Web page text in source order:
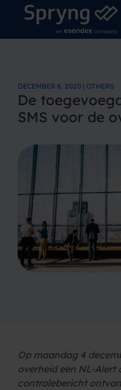
DECEMBER 6, 2020 | OTHERS
De
SMS voor de
Op maandag 4
overheid een NL-
controlebericht